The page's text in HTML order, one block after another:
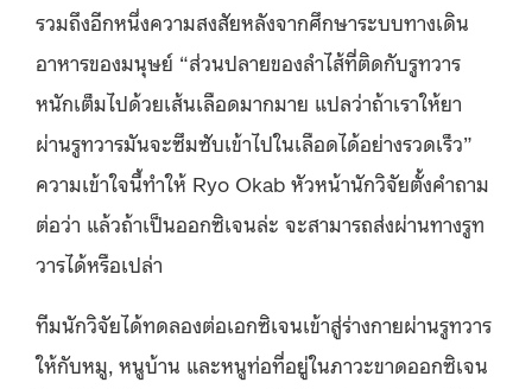
รวมถึงอีกหนึ่งความสงสัยหลังจากศึกษาระบบทางเดิน
อาหารของมนุษย์ “ส่วนปลายของลำไส้ที่ติดกับรูทวาร
หนักเต็มไปด้วยเส้นเลือดมากมาย แปลว่าถ้าเราให้ยา
ผ่านรูทวารมันจะซึมซับเข้าไปในเลือดได้อย่างรวดเร็ว”
ความเข้าใจนี้ทำให้ Ryo Okab หัวหน้านักวิจัยตั้งคำถาม
ต่อว่า แล้วถ้าเป็นออกซิเจนล่ะ จะสามารถส่งผ่านทางรูท
วารได้หรือเปล่า
ทีมนักวิจัยได้ทดลองต่อเอกซิเจนเข้าสู่ร่างกายผ่านรูทวาร
ให้กับหมู, หนูบ้าน และหนูท่อที่อยู่ในภาวะขาดออกซิเจน